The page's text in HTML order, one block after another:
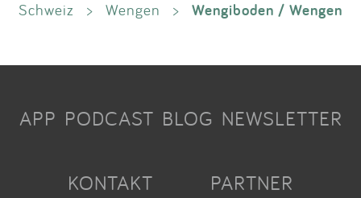
Schweiz > Wengen > Wengiboden / Wengen
APP PODCAST BLOG NEWSLETTER
KONTAKT PARTNER